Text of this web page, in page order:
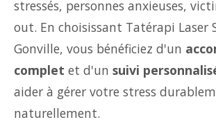
stressés, personnes anxieuses,
out. En choisissant Tatérapi Laser
Gonville, vous bénéficiez d'un
complet et d'un suivi
aider à gérer votre stress
naturellement.